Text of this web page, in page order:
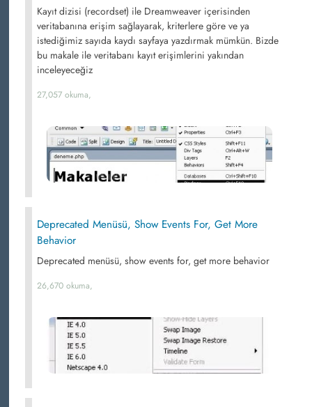
Kayıt dizisi (recordset) ile Dreamweaver içerisinden
veritabanına erişim sağlayarak, kriterlere göre ve ya
istediğimiz sayıda kaydı sayfaya yazdırmak mümkün. Bizde
bu makale ile veritabanı kayıt erişimlerini yakından
inceleyeceğiz
27,057 okuma,
Deprecated Menüsü, Show Events For, Get More
Behavior
Deprecated menüsü, show events for, get more behavior
26,670 okuma,